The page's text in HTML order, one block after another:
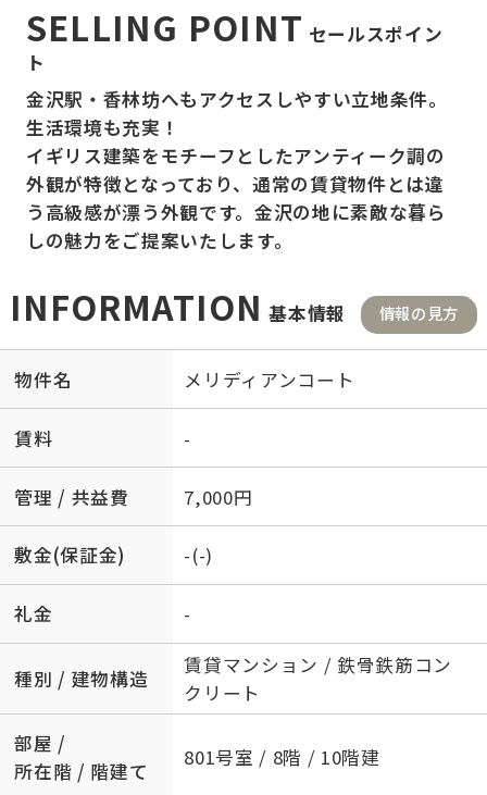
SELLING POINT セールスポイン
ト
金沢駅・香林坊へもアクセスしやすい立地条件。
生活環境も充実！
イギリス建築をモチーフとしたアンティーク調の
外観が特徴となっており、通常の賃貸物件とは違
う高級感が漂う外観です。金沢の地に素敵な暮ら
しの魅力をご提案いたします。
INFORMATION 基本情報 情報の見方
物件名 メリディアンコート
賃料 -
管理 / 共益費 7,000円
敷金(保証金) -(-)
礼金 -
種別 / 建物構造
賃貸マンション / 鉄骨鉄筋コン
クリート
部屋 /
所在階 / 階建て
801号室 / 8階 / 10階建